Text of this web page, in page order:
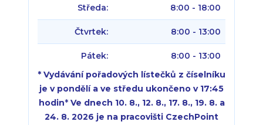
Středa: 8:00 - 18:00
Čtvrtek: 8:00 - 13:00
Pátek:
8:00 - 13:00
* Vydávání pořadových lístečků z číselníku
je v pondělí a ve středu ukončeno v 17:45
hodin* Ve dnech 10. 8., 12. 8., 17. 8., 19. 8. a
24. 8. 2026 je na pracovišti CzechPoint